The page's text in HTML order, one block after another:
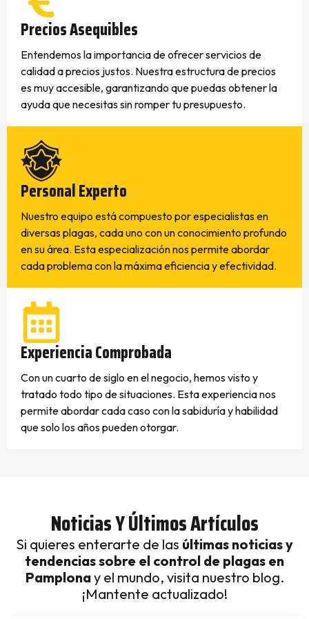
Precios Asequibles
Entendemos la importancia de ofrecer servicios de
calidad a precios justos. Nuestra estructura de precios
es muy accesible, garantizando que puedas obtener la
ayuda que necesitas sin romper tu presupuesto.
Personal Experto
Nuestro equipo está compuesto por especialistas en
diversas plagas, cada uno con un conocimiento profundo
en su área. Esta especialización nos permite abordar
cada problema con la máxima eficiencia y efectividad.
Experiencia Comprobada
Con un cuarto de siglo en el negocio, hemos visto y
tratado todo tipo de situaciones. Esta experiencia nos
permite abordar cada caso con la sabiduría y habilidad
que solo los años pueden otorgar.
Noticias Y Últimos Artículos
Si quieres enterarte de las últimas noticias y
tendencias sobre el control de plagas en
Pamplonay el mundo, visita nuestro blog.
¡Mantente actualizado!